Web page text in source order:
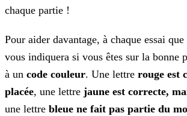
chaque partie !
Pour aider davantage, à chaque essai
vous indiquera si vous êtes sur la bonne
à un code couleur. Une lettre rouge est
placée, une lettre jaune est correcte,
une lettre bleue ne fait pas partie du